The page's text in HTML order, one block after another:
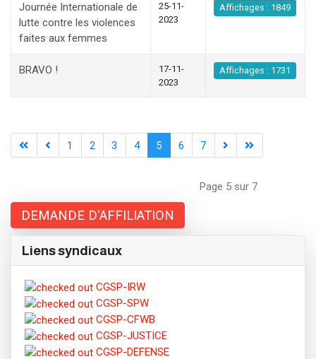
Journée Internationale de
lutte contre les violences
faites aux femmes
25-11-
2023
Affichages : 1849
BRAVO !
17-11-
2023
Affichages : 1731
1 2 3 4 5 6 7
Page 5 sur 7
DEMANDE D'AFFILIATION
Liens syndicaux
CGSP-IRW
CGSP-SPW
CGSP-CFWB
CGSP-JUSTICE
CGSP-DEFENSE